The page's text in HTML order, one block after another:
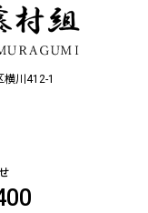
横川412-1